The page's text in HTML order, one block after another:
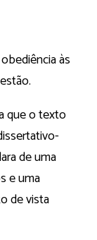
às
que o texto
de uma
e uma
de vista